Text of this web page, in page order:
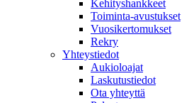
Kehityshankkeet
Toiminta-avustukset
Vuosikertomukset
Rekry
Yhteystiedot
Aukioloajat
Laskutustiedot
Ota yhteyttä